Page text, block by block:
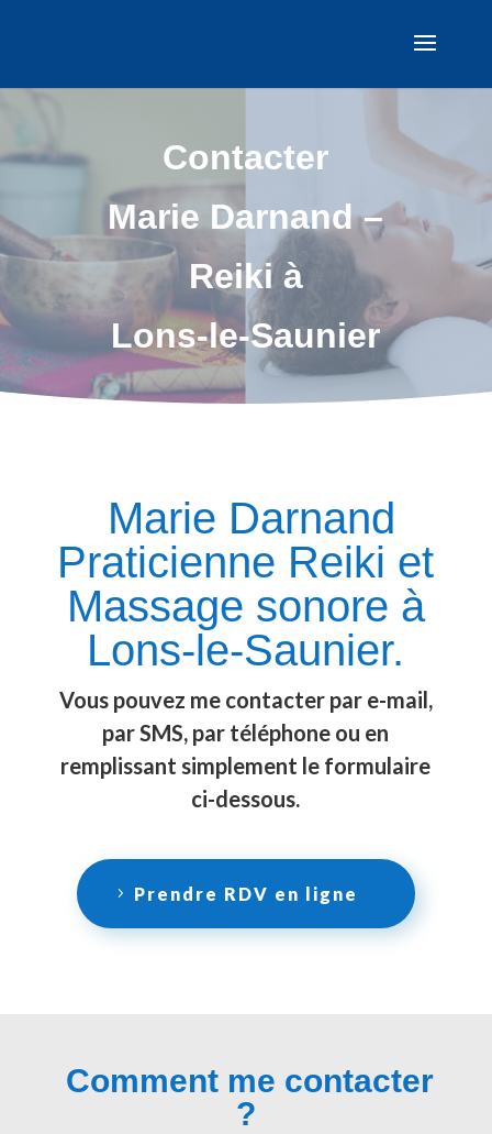
Contacter
Marie Darnand –
Reiki à
Lons-le-Saunier
Marie Darnand
Praticienne Reiki et
Massage sonore à
Lons-le-Saunier.
Vous pouvez me contacter par e-mail,
par SMS, par téléphone ou en
remplissant simplement le formulaire
ci-dessous.
Prendre RDV en ligne
Comment me contacter
?